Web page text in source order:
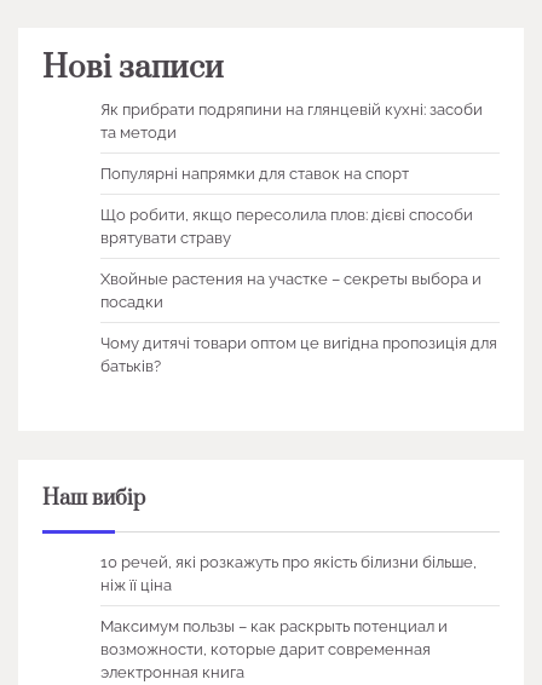
Нові записи
Як прибрати подряпини на глянцевій кухні: засоби
та методи
Популярні напрямки для ставок на спорт
Що робити, якщо пересолила плов: дієві способи
врятувати страву
Хвойные растения на участке – секреты выбора и
посадки
Чому дитячі товари оптом це вигідна пропозиція для
батьків?
Наш вибір
10 речей, які розкажуть про якість білизни більше,
ніж її ціна
Максимум пользы – как раскрыть потенциал и
возможности, которые дарит современная
электронная книга